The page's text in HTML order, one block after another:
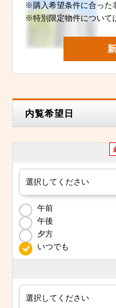
※購入希望条件に合った
※特別限定物件について
内覧希望日
午前
午後
夕方
いつでも